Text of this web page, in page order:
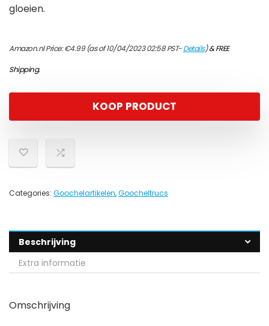
gloeien.
Amazon.nl Price:€4.99(as of 10/04/2023 02:58 PST-Details)&FREE
Shipping.
KOOP PRODUCT
Categories: Goochelartikelen,Goocheltrucs
Beschrijving
Extra informatie
Omschrijving